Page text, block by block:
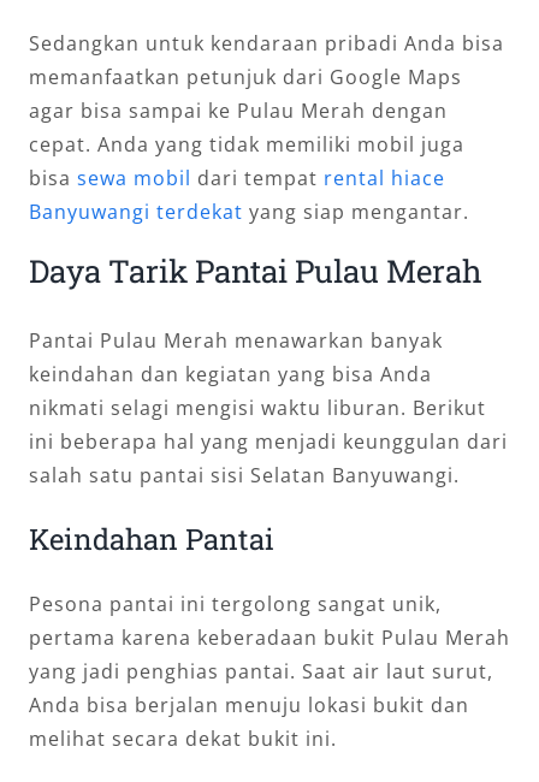
Sedangkan untuk kendaraan pribadi Anda bisa
memanfaatkan petunjuk dari Google Maps
agar bisa sampai ke Pulau Merah dengan
cepat. Anda yang tidak memiliki mobil juga
bisa sewa mobil dari tempat rental hiace
Banyuwangi terdekat yang siap mengantar.
Daya Tarik Pantai Pulau Merah
Pantai Pulau Merah menawarkan banyak
keindahan dan kegiatan yang bisa Anda
nikmati selagi mengisi waktu liburan. Berikut
ini beberapa hal yang menjadi keunggulan dari
salah satu pantai sisi Selatan Banyuwangi.
Keindahan Pantai
Pesona pantai ini tergolong sangat unik,
pertama karena keberadaan bukit Pulau Merah
yang jadi penghias pantai. Saat air laut surut,
Anda bisa berjalan menuju lokasi bukit dan
melihat secara dekat bukit ini.